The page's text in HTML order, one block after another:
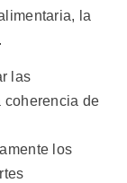
la
las
coherencia de
los